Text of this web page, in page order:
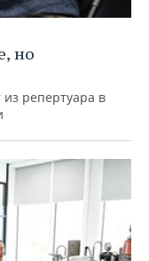
но
из репертуара в